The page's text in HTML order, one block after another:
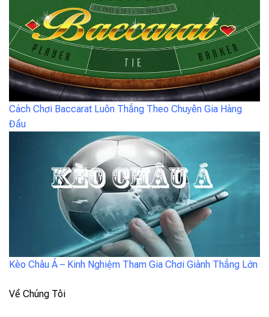
Cách Chơi Baccarat Luôn Thắng Theo Chuyên Gia Hàng
Đầu
Kèo Châu Á – Kinh Nghiệm Tham Gia Chơi Giành Thắng Lớn
Về Chúng Tôi